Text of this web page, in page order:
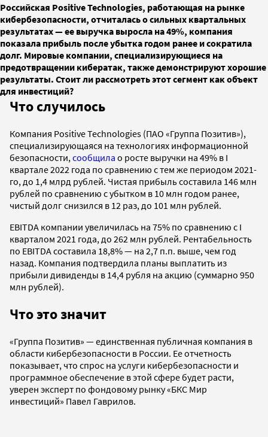
Российская Positive Technologies, работающая на рынке
кибербезопасности, отчиталась о сильных квартальных
результатах — ее выручка выросла на 49%, компания
показала прибыль после убытка годом ранее и сократила
долг. Мировые компании, специализирующиеся на
предотвращении кибератак, также демонстрируют хорошие
результаты. Стоит ли рассмотреть этот сегмент как объект
для инвестиций?
Что случилось
Компания Positive Technologies (ПАО «Группа Позитив»),
специализирующаяся на технологиях информационной
безопасности, сообщила о росте выручки на 49% в I
квартале 2022 года по сравнению с тем же периодом 2021-
го, до 1,4 млрд рублей. Чистая прибыль составила 146 млн
рублей по сравнению с убытком в 10 млн годом ранее,
чистый долг снизился в 12 раз, до 101 млн рублей.
EBITDA компании увеличилась на 75% по сравнению с I
кварталом 2021 года, до 262 млн рублей. Рентабельность
по EBITDA составила 18,8% — на 2,7 п.п. выше, чем год
назад. Компания подтвердила планы выплатить из
прибыли дивиденды в 14,4 рубля на акцию (суммарно 950
млн рублей).
Что это значит
«Группа Позитив» — единственная публичная компания в
области кибербезопасности в России. Ее отчетность
показывает, что спрос на услуги кибербезопасности и
программное обеспечение в этой сфере будет расти,
уверен эксперт по фондовому рынку «БКС Мир
инвестиций» Павел Гаврилов.